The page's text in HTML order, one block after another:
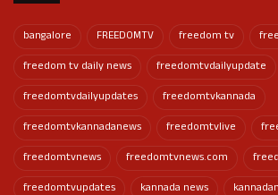
bangalore FREEDOMTV freedom tv
freedom tv daily news
freedomtvdailyupdate
freedomtvdailyupdates
freedomtvkannada
freedomtvkannadanews
freedomtvlive
freedomtvnews
freedomtvnews.com
freedomtvupdates
kannada news